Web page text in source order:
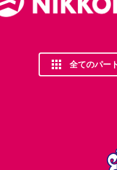
全てのパー